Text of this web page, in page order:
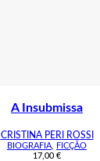
A Insubmissa
CRISTINA PERI ROSSI
BIOGRAFIA
FICÇÃO
17,00 €